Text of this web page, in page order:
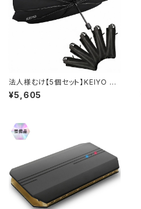
法人様むけ【5個セット】KEIYO 車
用傘型サンシェード 10本骨 遮熱
UV対策 V字カット 収納カバー付
¥5,605